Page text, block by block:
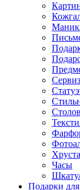
Часы
Подарки